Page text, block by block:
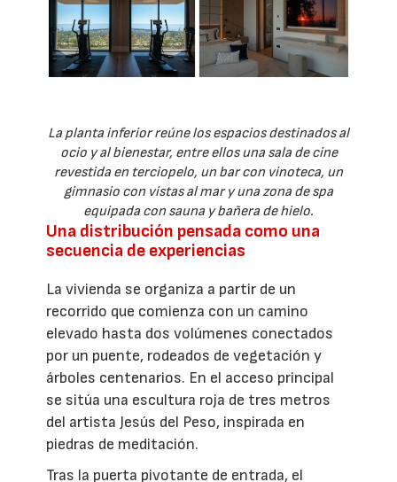
La planta inferior reúne los espacios destinados al
ocio y al bienestar, entre ellos una sala de cine
revestida en terciopelo, un bar con vinoteca, un
gimnasio con vistas al mar y una zona de spa
equipada con sauna y bañera de hielo.
Una distribución pensada como una
secuencia de experiencias
La vivienda se organiza a partir de un
recorrido que comienza con un camino
elevado hasta dos volúmenes conectados
por un puente, rodeados de vegetación y
árboles centenarios. En el acceso principal
se sitúa una escultura roja de tres metros
del artista Jesús del Peso, inspirada en
piedras de meditación.
Tras la puerta pivotante de entrada, el